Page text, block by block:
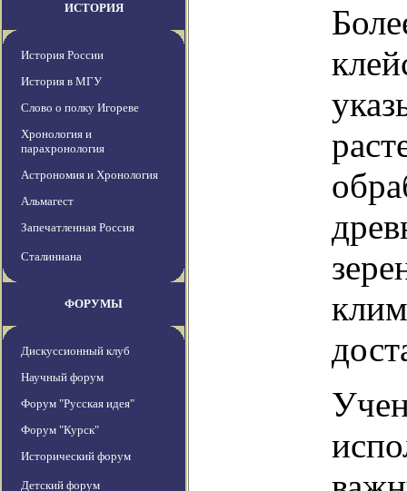
ИСТОРИЯ
История России
История в МГУ
Слово о полку Игореве
Хронология и
парахронология
Астрономия и Хронология
Альмагест
Запечатленная Россия
Сталиниана
ФОРУМЫ
Дискуссионный клуб
Научный форум
Форум "Русская идея"
Форум "Курск"
Исторический форум
Детский форум